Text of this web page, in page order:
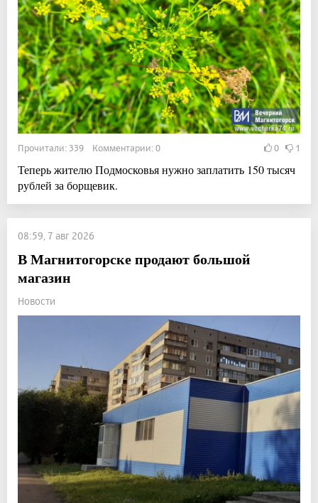
Прочитали: 339 Комментарии: 0 0 1
Теперь жителю Подмосковья нужно заплатить 150 тысяч
рублей за борщевик.
08:59, 7 авг 2026
В Магнитогорске продают большой
магазин
Новости